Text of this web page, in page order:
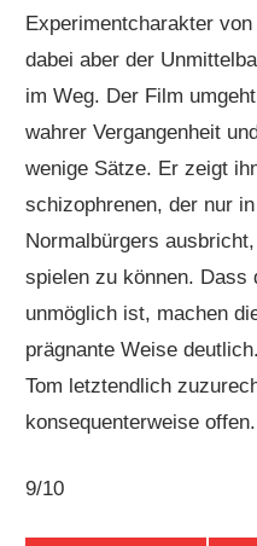
Experimentcharakter
dabei aber der
im Weg. Der Film
wahrer Vergangenheit
wenige Sätze. Er zeigt
schizophrenen, der nur
Normalbürgers
spielen zu können. Dass
unmöglich ist, machen
prägnante Weise
Tom letztendlich
konsequenterweise offen.
9/10